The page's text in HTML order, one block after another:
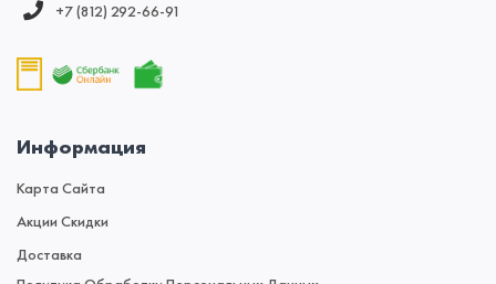
+7 (812) 292‑66‑91
Информация
Карта Сайта
Акции Скидки
Доставка